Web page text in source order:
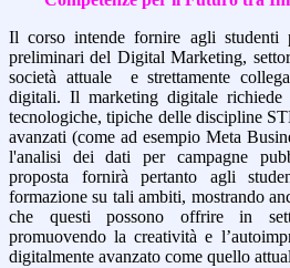
Il corso intende fornire agli studenti
preliminari del Digital Marketing,
società attuale e strettamente
digitali. Il marketing digitale richiede
tecnologiche, tipiche delle discipline
avanzati (come ad esempio Meta
l'analisi dei dati per campagne
proposta fornirà pertanto agli
formazione su tali ambiti, mostrando
che questi possono offrire in
promuovendo la creatività e
digitalmente avanzato come quello